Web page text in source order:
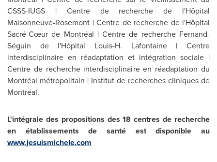
CSSS-IUGS | Centre de recherche de l'Hôpital
Maisonneuve-Rosemont | Centre de recherche de l'Hôpital
Sacré-Cœur de Montréal | Centre de recherche Fernand-
Séguin de l'Hôpital Louis-H. Lafontaine | Centre
interdisciplinaire en réadaptation et intégration sociale |
Centre de recherche interdisciplinaire en réadaptation du
Montréal métropolitain | Institut de recherches cliniques de
Montréal.
L'intégrale des propositions des 18 centres de recherche
en établissements de santé est disponible au
www.jesuismichele.com